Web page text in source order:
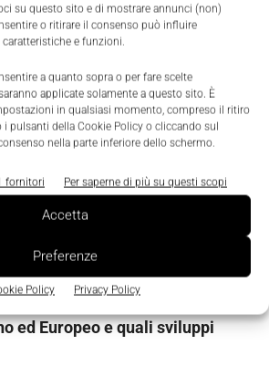
su questo sito e di mostrare annunci (non)
o ritirare il consenso può influire
e funzioni.
a quanto sopra o per fare scelte
applicate solamente a questo sito. È
in qualsiasi momento, compreso il ritiro
pulsanti della Cookie Policy o cliccando sul
nella parte inferiore dello schermo.
fornitori Per saperne di più su questi scopi
Accetta
Preferenze
Policy Privacy Policy
fra i maggiori organizzatori
e ci consente di mettere a
how e capacità organizzative.
a essere strategico per le
rafforzare il proprio
fra organizzatori, finalizzate
settori merceologici,
degli eventi che ne
di business per le aziende
il Quartiere di BolognaFiere nel
ed Europeo e quali sviluppi